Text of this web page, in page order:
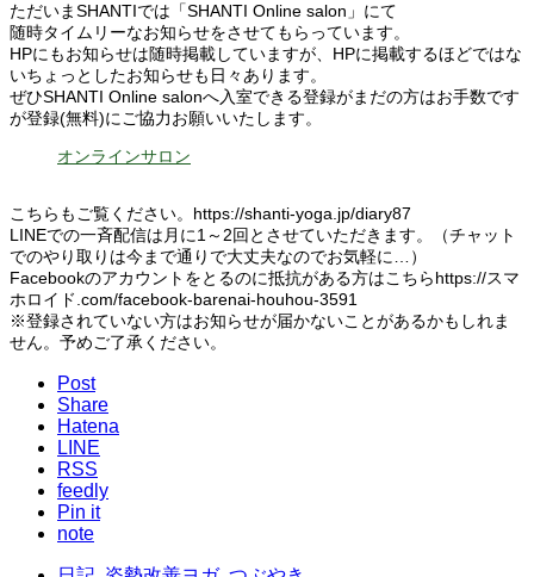
ただいまSHANTIでは「SHANTI Online salon」にて
随時タイムリーなお知らせをさせてもらっています。
HPにもお知らせは随時掲載していますが、HPに掲載するほどではな
いちょっとしたお知らせも日々あります。
ぜひSHANTI Online salonへ入室できる登録がまだの方はお手数です
が登録(無料)にご協力お願いいたします。
オンラインサロン
こちらもご覧ください。https://shanti-yoga.jp/diary87
LINEでの一斉配信は月に1～2回とさせていただきます。（チャット
でのやり取りは今まで通りで大丈夫なのでお気軽に…）
Facebookのアカウントをとるのに抵抗がある方はこちらhttps://スマ
ホロイド.com/facebook-barenai-houhou-3591
※登録されていない方はお知らせが届かないことがあるかもしれま
せん。予めご了承ください。
Post
Share
Hatena
LINE
RSS
feedly
Pin it
note